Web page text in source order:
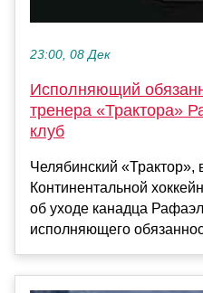
23:00, 08 Дек
Исполняющий
тренера «Трактора»
клуб
Челябинский
Континентальной
об уходе канадца
исполняющего